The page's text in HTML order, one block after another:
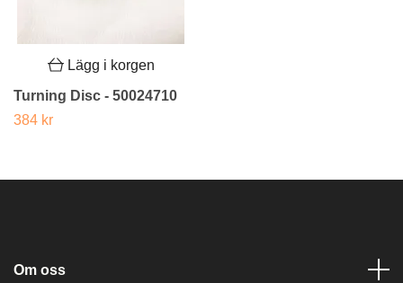
Lägg i korgen
Turning Disc - 50024710
384 kr
Om oss